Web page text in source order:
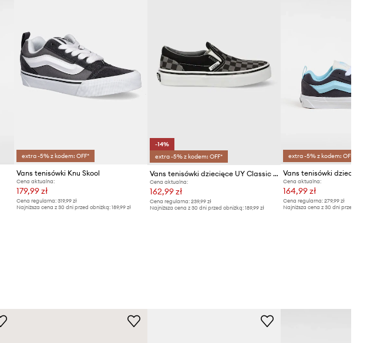
extra -5% z kodem: OFF*
Vans tenisówki Knu Skool
Cena aktualna:
179,99 zł
Cena regularna: 319,99 zł
Najniższa cena z 30 dni przed obniżką: 189,99 zł
-14%
extra -5% z kodem: OFF*
Vans tenisówki dziecięce UY Classic Slip-On VN000ZBUEO01
Cena aktualna:
162,99 zł
Cena regularna:239,99 zł
Najniższa cena z 30 dni przed obniżką:189,99 zł
extra -5% z kodem: OFF*
Vans tenisówki dziecięce
Cena aktualna:
164,99 zł
Cena regularna: 279,99 zł
Najniższa cena z 30 dni przed obniżką: